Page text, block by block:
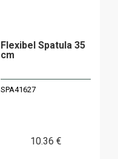
Flexibel Spatula 35
cm
SPA41627
10.36 €